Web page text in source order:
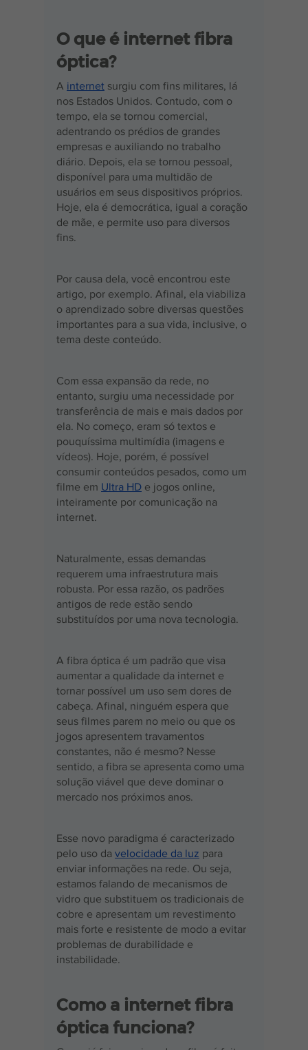
O que é internet fibra
óptica?
A internet surgiu com fins militares, lá
nos Estados Unidos. Contudo, com o
tempo, ela se tornou comercial,
adentrando os prédios de grandes
empresas e auxiliando no trabalho
diário. Depois, ela se tornou pessoal,
disponível para uma multidão de
usuários em seus dispositivos próprios.
Hoje, ela é democrática, igual a coração
de mãe, e permite uso para diversos
fins.
Por causa dela, você encontrou este
artigo, por exemplo. Afinal, ela viabiliza
o aprendizado sobre diversas questões
importantes para a sua vida, inclusive, o
tema deste conteúdo.
Com essa expansão da rede, no
entanto, surgiu uma necessidade por
transferência de mais e mais dados por
ela. No começo, eram só textos e
pouquíssima multimídia (imagens e
vídeos). Hoje, porém, é possível
consumir conteúdos pesados, como um
filme em Ultra HD e jogos online,
inteiramente por comunicação na
internet.
Naturalmente, essas demandas
requerem uma infraestrutura mais
robusta. Por essa razão, os padrões
antigos de rede estão sendo
substituídos por uma nova tecnologia.
A fibra óptica é um padrão que visa
aumentar a qualidade da internet e
tornar possível um uso sem dores de
cabeça. Afinal, ninguém espera que
seus filmes parem no meio ou que os
jogos apresentem travamentos
constantes, não é mesmo? Nesse
sentido, a fibra se apresenta como uma
solução viável que deve dominar o
mercado nos próximos anos.
Esse novo paradigma é caracterizado
pelo uso da velocidade da luz para
enviar informações na rede. Ou seja,
estamos falando de mecanismos de
vidro que substituem os tradicionais de
cobre e apresentam um revestimento
mais forte e resistente de modo a evitar
problemas de durabilidade e
instabilidade.
Como a internet fibra
óptica funciona?